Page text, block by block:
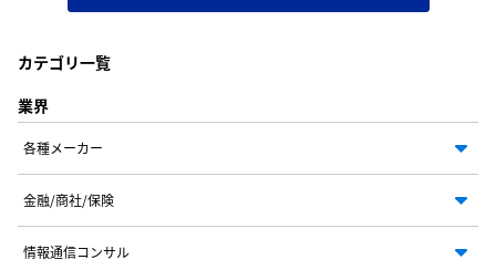
カテゴリ一覧
業界
各種メーカー
金融/商社/保険
情報通信コンサル